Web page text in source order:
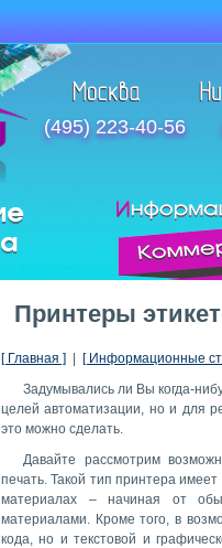
(495) 223-40-56
Принтеры
[ Главная ] [ Информационные
Задумывались ли Вы когда-
целей автоматизации, но и для
это можно сделать.
Давайте рассмотрим
печать. Такой тип принтера
материалах – начиная от
материалами. Кроме того, в
кода, но и текстовой и